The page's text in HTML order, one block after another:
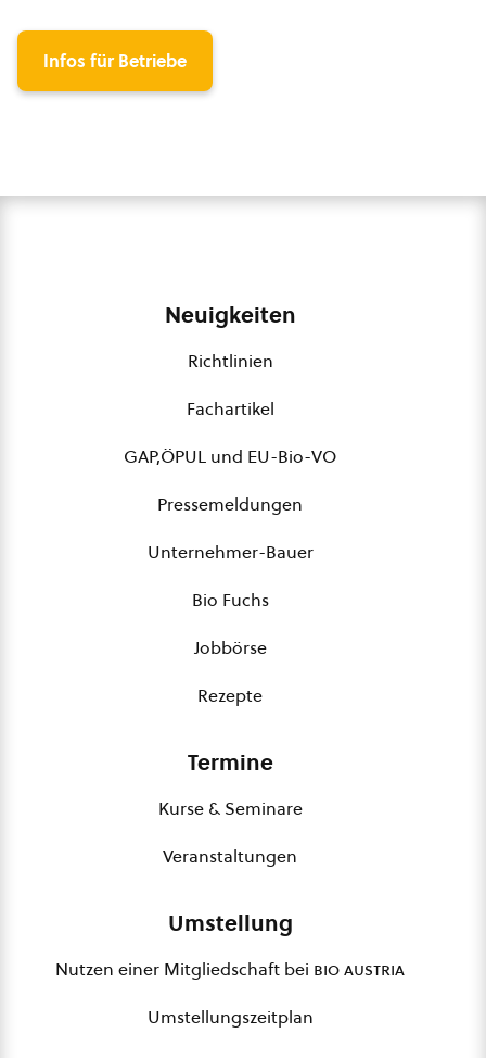
Infos für Betriebe
Neuigkeiten
Richtlinien
Fachartikel
GAP,ÖPUL und EU-Bio-VO
Pressemeldungen
Unternehmer-Bauer
Bio Fuchs
Jobbörse
Rezepte
Termine
Kurse & Seminare
Veranstaltungen
Umstellung
Nutzen einer Mitgliedschaft bei bio austria
Umstellungszeitplan